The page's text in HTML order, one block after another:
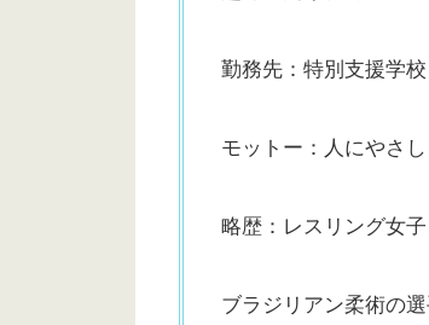
勤務先：特別支援学校
モットー：人にやさ
略歴：レスリング女
ブラジリアン柔術の